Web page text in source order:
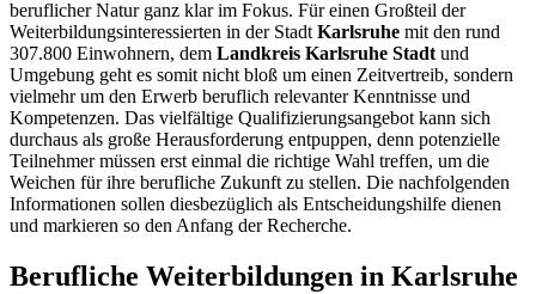
beruflicher Natur ganz klar im Fokus. Für einen Großteil der
Weiterbildungsinteressierten in der Stadt Karlsruhe mit den rund
307.800 Einwohnern, dem Landkreis Karlsruhe Stadt und
Umgebung geht es somit nicht bloß um einen Zeitvertreib, sondern
vielmehr um den Erwerb beruflich relevanter Kenntnisse und
Kompetenzen. Das vielfältige Qualifizierungsangebot kann sich
durchaus als große Herausforderung entpuppen, denn potenzielle
Teilnehmer müssen erst einmal die richtige Wahl treffen, um die
Weichen für ihre berufliche Zukunft zu stellen. Die nachfolgenden
Informationen sollen diesbezüglich als Entscheidungshilfe dienen
und markieren so den Anfang der Recherche.
Berufliche Weiterbildungen in Karlsruhe